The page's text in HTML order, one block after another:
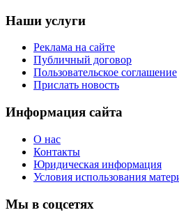
Наши услуги
Реклама на сайте
Публичный договор
Пользовательское соглашение
Прислать новость
Информация сайта
О нас
Контакты
Юридическая информация
Условия использования
Мы в соцсетях